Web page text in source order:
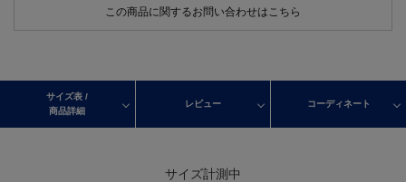
この商品に関するお問い合わせはこちら
サイズ表 /
商品詳細
レビュー コーディネート
サイズ計測中